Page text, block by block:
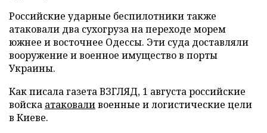
Российские ударные беспилотники также
атаковали два сухогруза на переходе морем
южнее и восточнее Одессы. Эти суда доставляли
вооружение и военное имущество в порты
Украины.
Как писала газета ВЗГЛЯД, 1 августа российские
войска атаковаливоенные и логистические цели
в Киеве.